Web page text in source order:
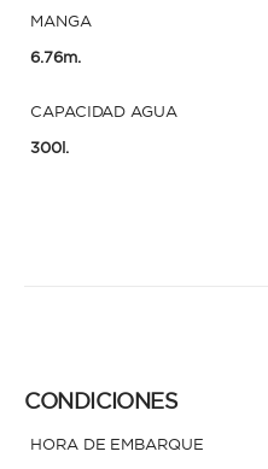
MANGA
6.76m.
CAPACIDAD AGUA
300l.
CONDICIONES
HORA DE EMBARQUE